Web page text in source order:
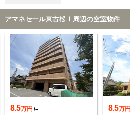
アマネセール東古松Ⅰ周辺の空室物件
8.5万円 /--
8.5万円